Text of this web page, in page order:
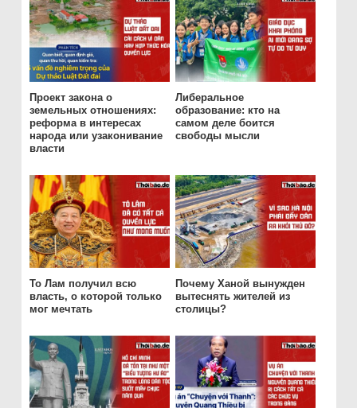
Проект закона о
земельных отношениях:
реформа в интересах
народа или узаконивание
власти
Либеральное
образование: кто на
самом деле боится
свободы мысли
То Лам получил всю
власть, о которой только
мог мечтать
Почему Ханой вынужден
вытеснять жителей из
столицы?